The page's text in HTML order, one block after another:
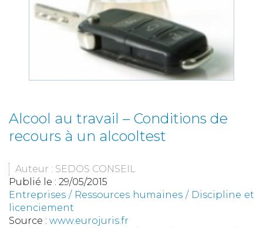
Alcool au travail – Conditions de
recours à un alcooltest
Auteur : SEDOS CONSEIL
Publié le : 29/05/2015
Entreprises / Ressources humaines / Discipline et
licenciement
Source : www.eurojuris.fr